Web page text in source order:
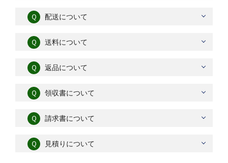
Ｑ 配送について
Ｑ 送料について
Ｑ 返品について
Ｑ 領収書について
Ｑ 請求書について
Ｑ 見積りについて